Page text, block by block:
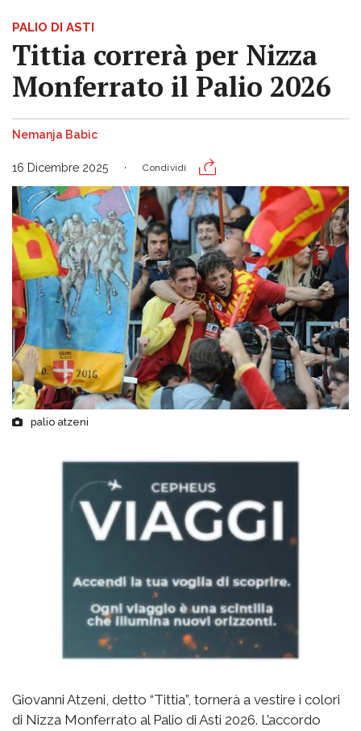
PALIO DI ASTI
Tittia correrà per Nizza
Monferrato il Palio 2026
Nemanja Babic
16 Dicembre 2025 Condividi
palio atzeni
Giovanni Atzeni, detto “Tittia”, tornerà a vestire i colori
di Nizza Monferrato al Palio di Asti 2026. L’accordo